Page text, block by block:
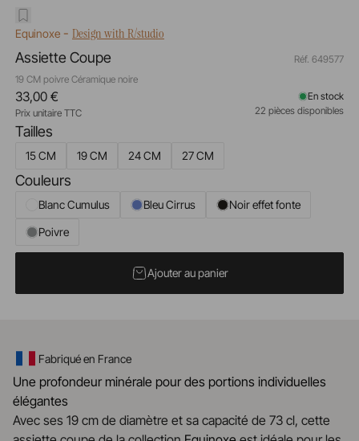
Equinoxe- Design with R/studio
Assiette Coupe
19 CM poivre Céramique noire
Réf. 649577
Tailles
15 CM 19 CM 24 CM 27 CM
Couleurs
Blanc Cumulus Bleu Cirrus
Noir effet fonte
Poivre
33,00 €
Prix unitaire TTC
En stock
22 pièces disponibles
Ajouter au panier
Fabriqué en France
Une profondeur minérale pour des portions individuelles
élégantes
Avec ses 19 cm de diamètre et sa capacité de 73 cl, cette